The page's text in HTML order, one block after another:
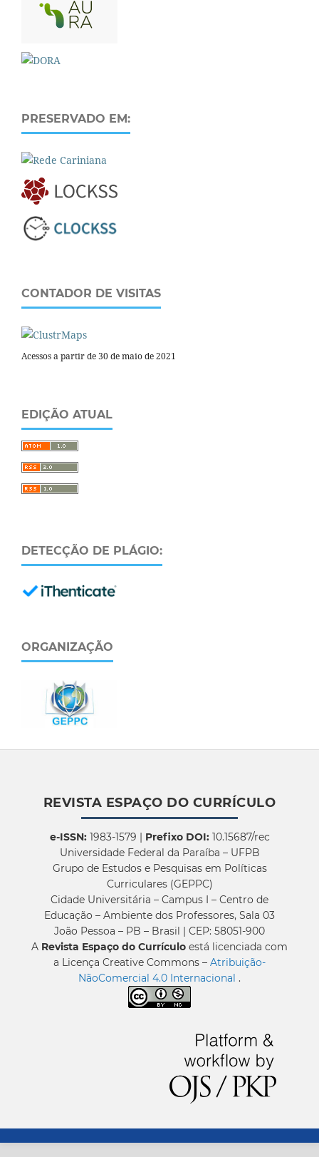
PRESERVADO EM:
CONTADOR DE VISITAS
Acessos a partir de 30 de maio de 2021
EDIÇÃO ATUAL
DETECÇÃO DE PLÁGIO:
ORGANIZAÇÃO
REVISTA ESPAÇO DO CURRÍCULO
e-ISSN:1983-1579 | Prefixo DOI:10.15687/rec
Universidade Federal da Paraíba – UFPB
Grupo de Estudos e Pesquisas em Políticas
Curriculares (GEPPC)
Cidade Universitária – Campus I – Centro de
Educação – Ambiente dos Professores, Sala 03
João Pessoa – PB – Brasil | CEP: 58051-900
A Revista Espaço do Currículo está licenciada com
a Licença Creative Commons – Atribuição-
NãoComercial 4.0 Internacional .